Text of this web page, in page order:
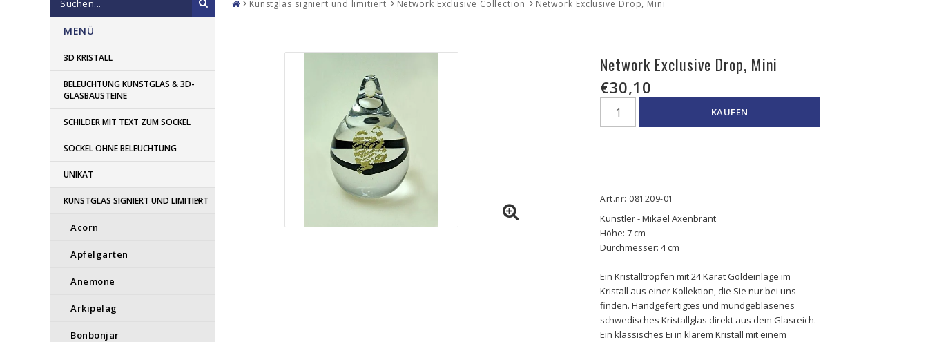
MENÜ
3D KRISTALL
BELEUCHTUNG KUNSTGLAS & 3D-
GLASBAUSTEINE
SCHILDER MIT TEXT ZUM SOCKEL
SOCKEL OHNE BELEUCHTUNG
UNIKAT
KUNSTGLAS SIGNIERT UND LIMITIERT
Acorn
Apfelgarten
Anemone
Arkipelag
Bonbonjar
Kunstglas signiert und limitiert Network Exclusive Collection Network Exclusive Drop, Mini
Network Exclusive Drop, Mini
€30,10
KAUFEN
Art.nr: 081209-01
Künstler - Mikael Axenbrant
Höhe: 7 cm
Durchmesser: 4 cm
Ein Kristalltropfen mit 24 Karat Goldeinlage im
Kristall aus einer Kollektion, die Sie nur bei uns
finden. Handgefertigtes und mundgeblasenes
schwedisches Kristallglas direkt aus dem Glasreich.
Ein klassisches Ei in klarem Kristall mit einem